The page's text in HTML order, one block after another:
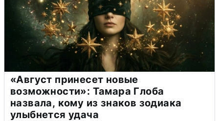
«Август принесет новые
возможности»: Тамара Глоба
назвала, кому из знаков зодиака
улыбнется удача